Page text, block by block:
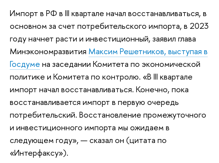
Импорт в РФ в III квартале начал восстанавливаться, в
основном за счет потребительского импорта, в 2023
году начнет расти и инвестиционный, заявил глава
Минэкономразвития Максим Решетников, выступая в
Госдуме на заседании Комитета по экономической
политике и Комитета по контролю. «В III квартале
импорт начал восстанавливаться. Конечно, пока
восстанавливается импорт в первую очередь
потребительский. Восстановление промежуточного
и инвестиционного импорта мы ожидаем в
следующем году», — сказал он (цитата по
«Интерфаксу»).